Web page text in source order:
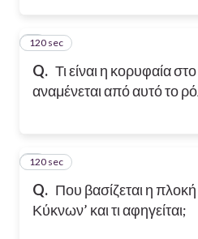
Q. Τι είναι η κορυφαία
αναμένεται από αυτό το
2
120 sec
Q. Που βασίζεται η
Κύκνων’ και τι αφηγείται;
3
120 sec